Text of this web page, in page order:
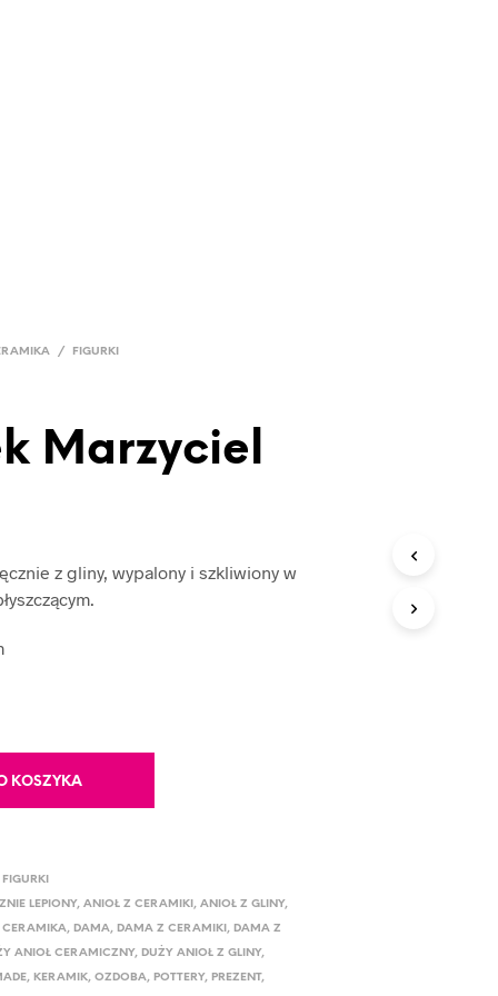
/ FIGURKI
Marzyciel
z gliny, wypalony i szkliwiony w
KOSZYKA
FIGURKI
LEPIONY,ANIOŁ Z CERAMIKI ,ANIOŁ Z GLINY,
CERAMIKA, DAMA, DAMA Z CERAMIKI , DAMA Z
ANIOŁ CERAMICZNY, DUŻY ANIOŁ Z GLINY,
, KERAMIK,OZDOBA, POTTERY, PREZENT,